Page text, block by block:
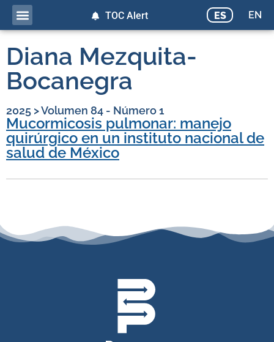
ES EN
TOC Alert
Diana Mezquita-
Bocanegra
2025 >Volumen 84 - Número 1
Mucormicosis pulmonar: manejo
quirúrgico en un instituto nacional de
salud de México